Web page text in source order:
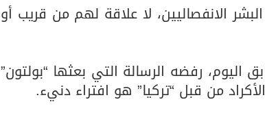
الانفصاليين، لا علاقة لهم من قريب أو
رفضه الرسالة التي بعثها “بولتون”
من قبل “تركيا” هو افتراء دنيء.